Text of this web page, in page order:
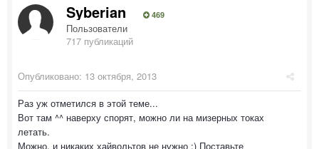
Syberian 469
Пользователи
717 публикаций
Опубликовано: 13 октября, 2013
Раз уж отметился в этой теме...
Вот там ^^ наверху спорят, можно ли на мизерных токах
летать.
Можно, и никаких хайвольтов не нужно :) Поставьте